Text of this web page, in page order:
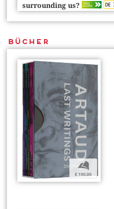
surrounding us?
OPEN
ACCESS DE
Bücher
b
€ 100,00